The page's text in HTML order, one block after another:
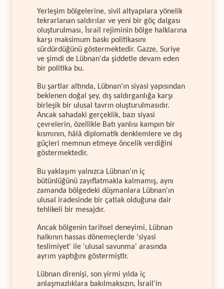
Yerleşim bölgelerine, sivil altyapılara yönelik
tekrarlanan saldırılar ve yeni bir göç dalgası
oluşturulması, İsrail rejiminin bölge halklarına
karşı maksimum baskı politikasını
sürdürdüğünü göstermektedir. Gazze, Suriye
ve şimdi de Lübnan'da şiddetle devam eden
bir politika bu.
Bu şartlar altında, Lübnan'ın siyasi yapısından
beklenen doğal şey, dış saldırganlığa karşı
birleşik bir ulusal tavrın oluşturulmasıdır.
Ancak sahadaki gerçeklik, bazı siyasi
çevrelerin, özellikle Batı yanlısı kampın bir
kısmının, hâlâ diplomatik denklemlere ve dış
güçleri memnun etmeye öncelik verdiğini
göstermektedir.
Bu yaklaşım yalnızca Lübnan'ın iç
bütünlüğünü zayıflatmakla kalmamış, aynı
zamanda bölgedeki düşmanlara Lübnan'ın
ulusal iradesinde bir çatlak olduğuna dair
tehlikeli bir mesajdır.
Ancak bölgenin tarihsel deneyimi, Lübnan
halkının hassas dönemeçlerde 'siyasi
teslimiyet' ile 'ulusal savunma' arasında
ayrım yaptığını göstermiştir.
Lübnan direnişi, son yirmi yılda iç
anlaşmazlıklara bakılmaksızın, İsrail'in